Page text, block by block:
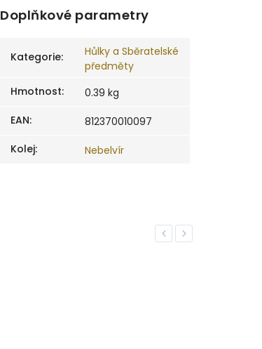
Doplňkové parametry
Kategorie:
Hůlky a Sběratelské
předměty
Hmotnost:
0.39 kg
EAN:
812370010097
Kolej: Nebelvír
Previous
Next